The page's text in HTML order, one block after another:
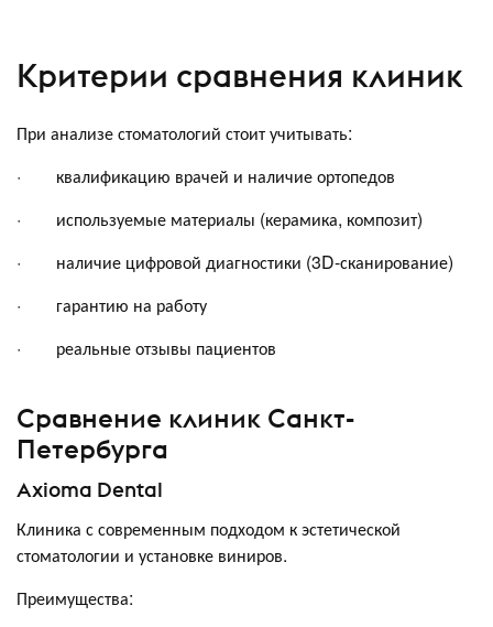
Критерии сравнения клиник
При анализе стоматологий стоит учитывать:
· квалификацию врачей и наличие ортопедов
· используемые материалы (керамика, композит)
· наличие цифровой диагностики (3D-сканирование)
· гарантию на работу
· реальные отзывы пациентов
Сравнение клиник Санкт-
Петербурга
Axioma Dental
Клиника с современным подходом к эстетической
стоматологии и установке виниров.
Преимущества: